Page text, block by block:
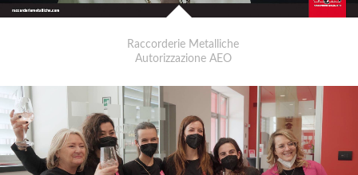
Raccorderie Metalliche
Autorizzazione AEO